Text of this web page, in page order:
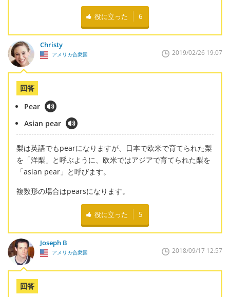
役に立った 6
Christy
アメリカ合衆国 2019/02/26 19:07
回答
Pear
Asian pear
梨は英語でもpearになりますが、日本で欧米で育てられた梨
を「洋梨」と呼ぶように、欧米ではアジアで育てられた梨を
「asian pear」と呼びます。
複数形の場合はpearsになります。
役に立った 5
Joseph B
アメリカ合衆国 2018/09/17 12:57
回答